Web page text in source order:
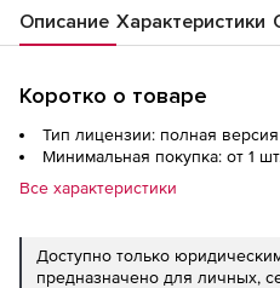
Описание Характеристики
Коротко о товаре
Тип лицензии: полная версия
Минимальная покупка: от 1 шт.
Все характеристики
Доступно только
предназначено для личных,